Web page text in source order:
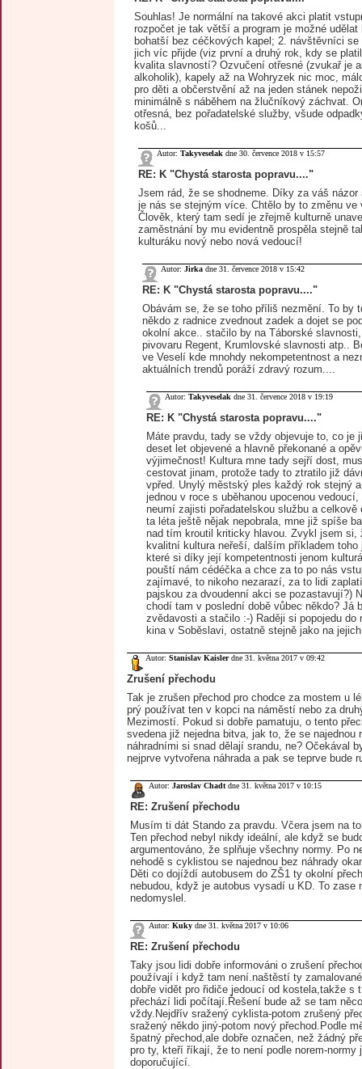
Souhlas! Je normální na takové akci platit
rozpočet je tak větší a program je možné udělat
bohatší bez céčkových kapel; 2. návštěvníci
jich víc přijde (viz první a druhý rok, kdy se
kvalita slavností? Ozvučení otřesné (zvukař je
alkoholik), kapely až na Wohryzek nic moc,
pro děti a občerstvění až na jeden stánek
minimálně s náběhem na žlučníkový záchvat.
otřesná, bez pořadatelské služby, všude
košů...
Autor: Takyveselak dne 30. července 2018 v 15:57
RE: K "Chystá starosta popravu...."
Jsem rád, že se shodneme. Díky za váš názor
je nás se stejným více. Chtělo by to změnu ve
Člověk, který tam sedí je zřejmě kulturně
zaměstnání by mu evidentně prospěla stejně
kulturáku nový nebo nová vedoucí!
Autor: Jirka dne 31. července 2018 v 15:42
RE: K "Chystá starosta popravu...."
Obávám se, že se toho příliš nezmění. To by
někdo z radnice zvednout zadek a dojet se
okolní akce.. stačilo by na Táborské
pivovaru Regent, Krumlovské slavnosti atp..
ve Veselí kde mnohdy nekompetentnost a
aktuálních trendů poráží zdravý rozum....
Autor: Takyveselak dne 31. července 2018 v 19:19
RE: K "Chystá starosta popravu...."
Máte pravdu, tady se vždy objevuje to, co je
deset let objevené a hlavně překonané a
výjimečnost! Kultura mne tady sejří dost,
cestovat jinam, protože tady to ztratilo již
vpřed. Unylý městský ples každý rok stejný
jednou v roce s uběhanou upocenou
neumí zajisti pořadatelskou službu a celkově
ta léta ještě nějak nepobrala, mne již spíše
nad tím kroutil kriticky hlavou. Zvykl jsem si,
kvalitní kultura neřeší, dalším příkladem toho
které si díky její kompetentnosti jenom
pouští nám cédéčka a chce za to po nás
zajímavé, to nikoho nezarazí, za to lidi
pajskou za dvoudenní akci se pozastavují?)
chodí tam v poslední době vůbec někdo? Já
zvědavosti a stačilo :-) Raději si popojedu do
kina v Soběslavi, ostatně stejně jako na
Autor: Stanislav Kaislerdne 31. května 2017 v 09:42
Zrušení přechodu
Tak je zrušen přechod pro chodce za mostem u
prý používat ten v kopci na náměstí nebo za
Mezimostí. Pokud si dobře pamatuju, o tento
svedena již nejedna bitva, jak to, že se najednou
náhradními si snad dělají srandu, ne? Očekával
nejprve vytvořena náhrada a pak se teprve bude
Autor: Jaroslav Chadt dne 31. května 2017 v 10:15
RE: Zrušení přechodu
Musím ti dát Stando za pravdu. Včera jsem na
Ten přechod nebyl nikdy ideální, ale když se
argumentováno, že splňuje všechny normy. Po
nehodě s cyklistou se najednou bez náhrady
Děti co dojíždí autobusem do ZŠ1 ty okolní
nebudou, když je autobus vysadí u KD. To zase
nedomyslel.
Autor: Kuky dne 31. května 2017 v 10:06
RE: Zrušení přechodu
Taky jsou lidi dobře informováni o zrušení
používají i když tam není.naštěstí ty
dobře vidět pro řidiče jedoucí od kostela,takže s
přechází lidi počítají.Řešení bude až se tam
vždy.Nejdřív sražený cyklista-potom zrušený
sražený někdo jiný-potom nový přechod.Podle
špatný přechod,ale dobře označen, než žádný
pro ty, kteří říkají, že to není podle norem-normy
doporučující.